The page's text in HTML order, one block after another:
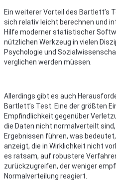
Ein weiterer Vorteil des Bartlett’s
sich relativ leicht berechnen und
Hilfe moderner statistischer
nützlichen Werkzeug in vielen
Psychologie und
verglichen werden müssen.
Allerdings gibt es auch
Bartlett’s Test. Eine der größten
Empfindlichkeit gegenüber
die Daten nicht normalverteilt
Ergebnissen führen, was
anzeigt, die in Wirklichkeit nicht
es ratsam, auf robustere
zurückzugreifen, der weniger
Normalverteilung reagiert.